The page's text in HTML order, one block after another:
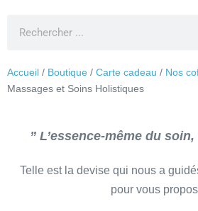
Accueil / Boutique / Carte cadeau / Nos
Massages et Soins Holistiques
” L’essence-même du
Telle est la devise qui nous a
pour vous